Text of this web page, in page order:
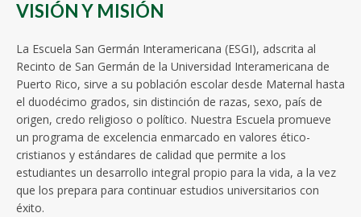
VISIÓN Y MISIÓN
La Escuela San Germán Interamericana (ESGI), adscrita al
Recinto de San Germán de la Universidad Interamericana de
Puerto Rico, sirve a su población escolar desde Maternal hasta
el duodécimo grados, sin distinción de razas, sexo, país de
origen, credo religioso o político. Nuestra Escuela promueve
un programa de excelencia enmarcado en valores ético-
cristianos y estándares de calidad que permite a los
estudiantes un desarrollo integral propio para la vida, a la vez
que los prepara para continuar estudios universitarios con
éxito.